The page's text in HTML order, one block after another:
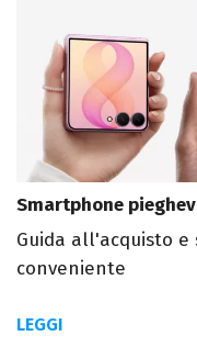
Smartphone
Guida all'acquisto
conveniente
LEGGI